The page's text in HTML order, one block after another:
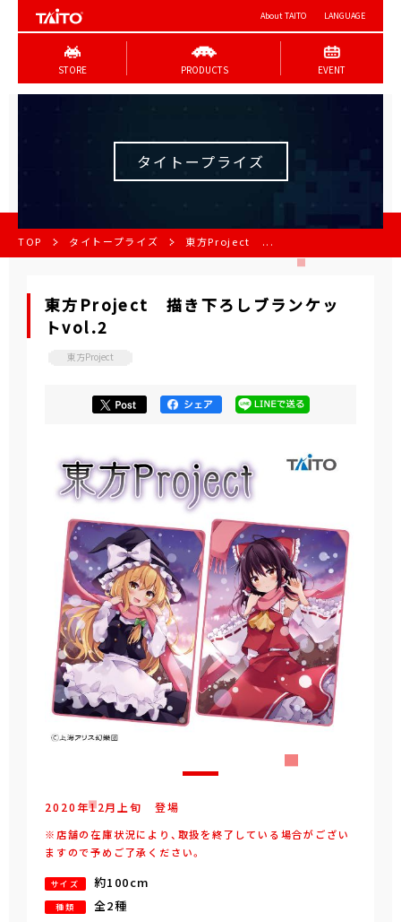
About TAITO LANGUAGE
STORE PRODUCTS EVENT
タイトープライズ
TOP タイトープライズ 東方Project ...
東方Project 描き下ろしブランケッ
トvol.2
東方Project
2020年12月 上旬 登場
※店舗の在庫状況により、取扱を終了している場合がござい
ますので予めご了承ください。
サイズ 約100cm
種類 全2種